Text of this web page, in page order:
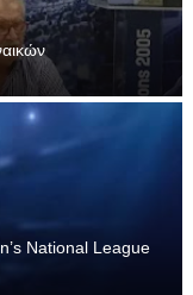
National League